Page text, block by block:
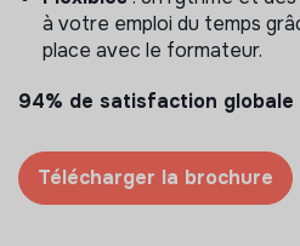
à votre emploi du temps
place avec le formateur.
94% de satisfaction globale
Télécharger la brochure